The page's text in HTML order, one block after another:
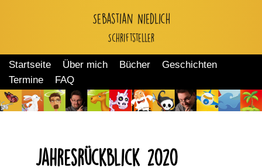
springen
Sebastian Niedlich
Schriftsteller
Startseite Über mich Bücher
Geschichten
Termine
FAQ
Jahresrückblick 2020